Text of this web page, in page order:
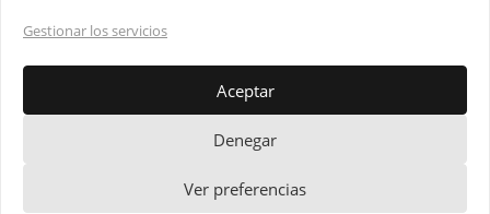
Gestionar los servicios
Aceptar
Denegar
Ver preferencias
Aviso de Privacidad
Política de Cookies